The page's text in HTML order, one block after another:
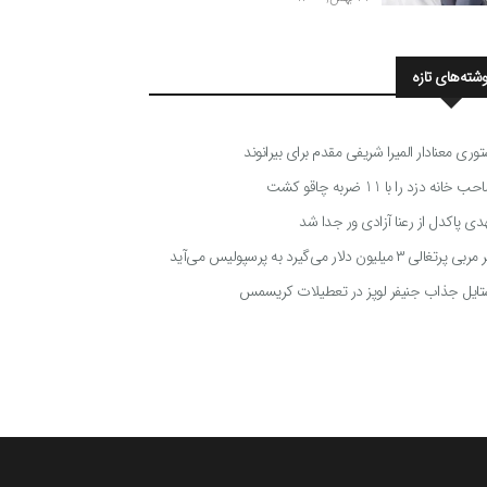
تازه
معنادار المیرا شریفی مقدم برای بیرانوند
خانه دزد را با 11 ضربه چاقو کشت
پاکدل از رعنا آزادی ور جدا شد
۳ میلیون دلار می‌گیرد به پرسپولیس می‌آید
جذاب جنیفر لوپز در تعطیلات کریسمس